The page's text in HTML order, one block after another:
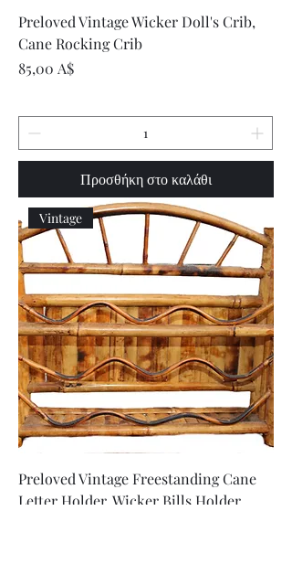
Preloved Vintage Wicker Doll's Crib,
Cane Rocking Crib
Τιμή
85,00 A$
Προσθήκη στο καλάθι
Vintage
Preloved Vintage Freestanding Cane
Letter Holder, Wicker Bills Holder